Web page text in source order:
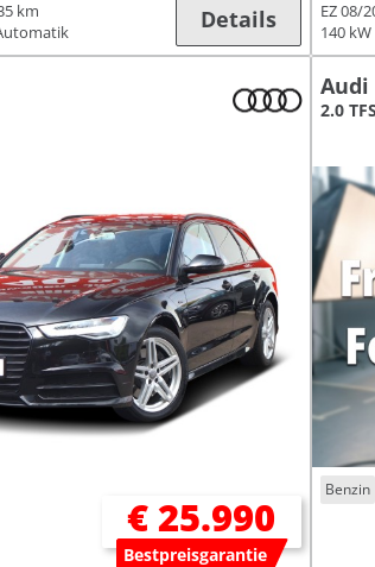
km
Details
EZ 08/
140 kW
€ 25.990
Bestpreisgarantie
Audi
2.0
Benzin